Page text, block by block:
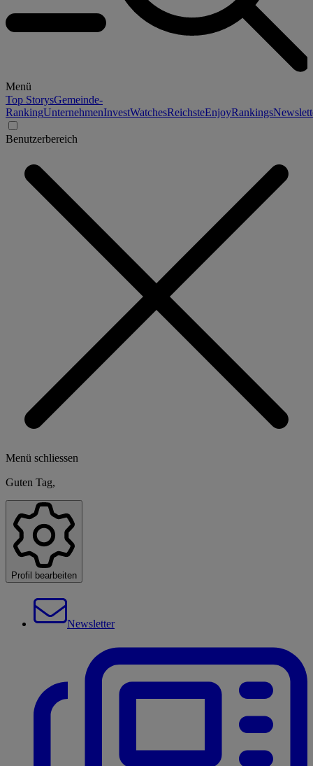
Menü
Top StorysGemeinde-
RankingUnternehmenInvestWatchesReichsteEnjoyRankings
Benutzerbereich
Menü schliessen
Guten Tag,
Profil bearbeiten
Newsletter